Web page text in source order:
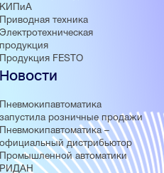
КИПиА
Приводная техника
Электротехническая
продукция
Продукция FESTO
Новости
Пневмокипавтоматика
запустила розничные продажи
Пневмокипавтоматика –
официальный дистрибьютор
Промышленной автоматики
РИДАН